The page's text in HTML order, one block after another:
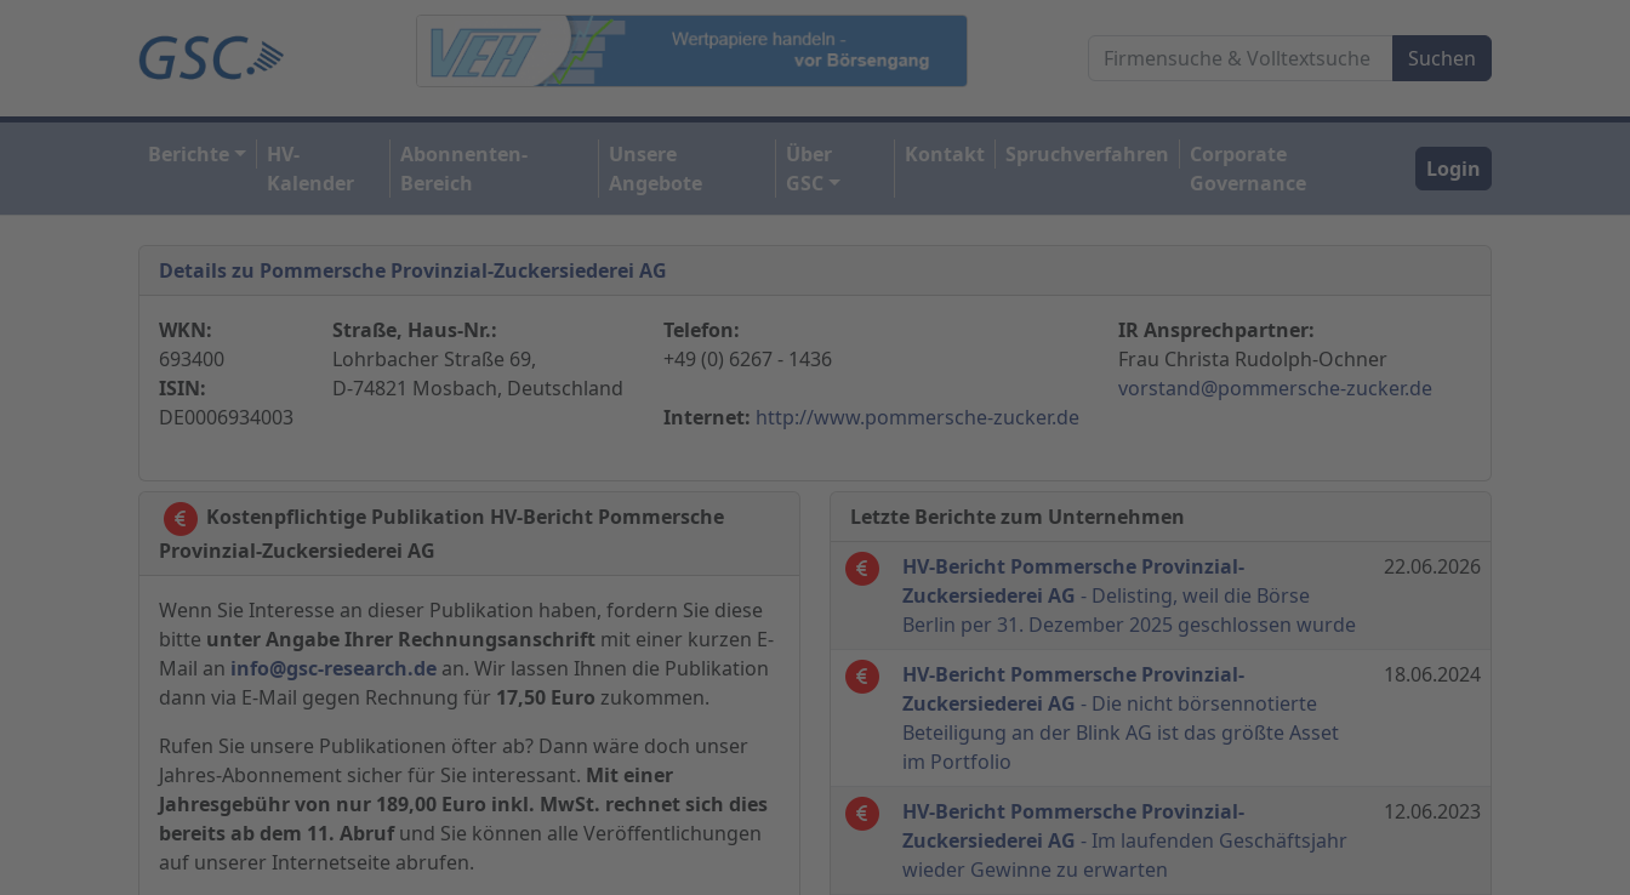
Berichte
HV-
Kalender
Abonnenten-
Bereich
Unsere
Angebote
Über
GSC
Kontakt Spruchverfahren
Corporate
Governance
Login
Details zu Pommersche Provinzial-Zuckersiederei AG
WKN:
693400
ISIN:
DE0006934003
Straße, Haus-Nr.:
Lohrbacher Straße 69,
D-74821 Mosbach, Deutschland
Telefon:
+49 (0) 6267 - 1436
Internet: http://www.pommersche-zucker.de
IR Ansprechpartner:
Frau Christa Rudolph-Ochner
vorstand@pommersche-zucker.de
Kostenpflichtige Publikation HV-Bericht Pommersche
Provinzial-Zuckersiederei AG
Wenn Sie Interesse an dieser Publikation haben, fordern Sie diese
bitte unter Angabe Ihrer Rechnungsanschrift mit einer kurzen E-
Mail an info@gsc-research.de an. Wir lassen Ihnen die Publikation
dann via E-Mail gegen Rechnung für 17,50 Euro zukommen.
Rufen Sie unsere Publikationen öfter ab? Dann wäre doch unser
Jahres-Abonnement sicher für Sie interessant. Mit einer
Jahresgebühr von nur 189,00 Euro inkl. MwSt. rechnet sich dies
bereits ab dem 11. Abrufund Sie können alle Veröffentlichungen
auf unserer Internetseite abrufen.
Letzte Berichte zum Unternehmen
HV-Bericht Pommersche Provinzial-
Zuckersiederei AG - Delisting, weil die Börse
Berlin per 31. Dezember 2025 geschlossen wurde
22.06.2026
HV-Bericht Pommersche Provinzial-
Zuckersiederei AG - Die nicht börsennotierte
Beteiligung an der Blink AG ist das größte Asset
im Portfolio
18.06.2024
HV-Bericht Pommersche Provinzial-
Zuckersiederei AG - Im laufenden Geschäftsjahr
wieder Gewinne zu erwarten
12.06.2023